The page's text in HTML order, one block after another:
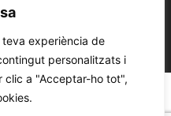
experiència de
personalitzats i
clic a "Acceptar-ho tot",
POLÍTICA DE PRIVACIDAD